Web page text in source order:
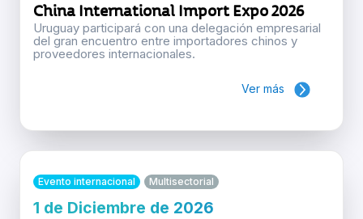
China International Import Expo 2026
Uruguay participará con una delegación empresarial
del gran encuentro entre importadores chinos y
proveedores internacionales.
Ver más
Evento internacional Multisectorial
1 de Diciembre de 2026